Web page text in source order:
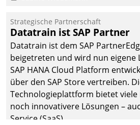
dieses Ziel erreicht wird, sollten
Strategische Partnerschaft
Datatrain ist SAP Partner
Datatrain ist dem SAP
beigetreten und wird nun eigene
SAP HANA Cloud Platform
über den SAP Store vertreiben.
Technologieplattform bietet
noch innovativere Lösungen –
Service (SaaS).